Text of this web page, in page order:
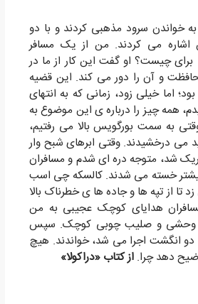
خواندن سرود مذهبی کردند و با دو
می کردند. من از یک مسافر
برای چیست؟ او گفت این کار از ما در
و آن را دور می کند. این قضیه
اما خیلی زود، زمانی که به انتهای
همه چیز را درباره ی این موضوع به
به سمت بورگویس بالا می رفتیم،
می درخشیدند. وقتی ابرهای شبح وار
شد، متوجه دره ای شدم و مسافران
خسته می شدند. کالسکه چی اسب
تا از تپه ها و جاده ها ی خطرناک بالا
هدایای کوچک عجیبی به من
رز وحشی و صلیب چوبی کوچک. سپس
دو انگشت اجرا می شد، خواندند. هیچ
دهد چرا. از کتاب «دراکولا»